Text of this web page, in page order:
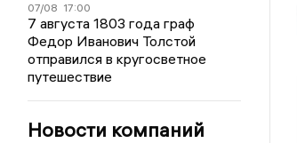
07/08 17:00
7 августа 1803 года граф
Федор Иванович Толстой
отправился в кругосветное
путешествие
Новости компаний